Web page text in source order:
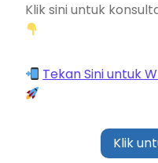
Klik sini untuk
Tekan Sini untuk
Klik